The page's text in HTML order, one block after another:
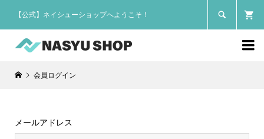
【公式】ネイシューショップへようこそ！ 

会員ログイン
メールアドレス